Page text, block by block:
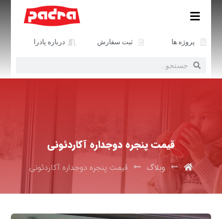
پروژه ها ثبت سفارش درباره پادرا
قیمت پنجره دوجداره آکاردئونی
وبلاگ قیمت پنجره دوجداره آکاردئونی